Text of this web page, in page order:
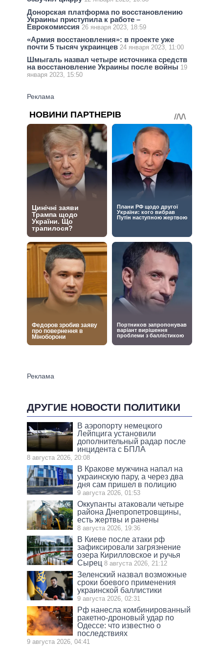
Донорская платформа по восстановлению
Украины приступила к работе –
Еврокомиссия 26 января 2023, 18:59
«Армия восстановления»: в проекте уже
почти 5 тысяч украинцев 24 января 2023, 11:00
Шмыгаль назвал четыре источника средств
на восстановление Украины после войны 19
января 2023, 15:50
ДРУГИЕ НОВОСТИ ПОЛИТИКИ
В аэропорту немецкого
Лейпцига установили
дополнительный радар после
инцидента с БПЛА
8 августа 2026, 20:08
В Кракове мужчина напал на
украинскую пару, а через два
дня сам пришел в полицию
9 августа 2026, 01:53
Оккупанты атаковали четыре
района Днепропетровщины,
есть жертвы и ранены
8 августа 2026, 19:36
В Киеве после атаки рф
зафиксировали загрязнение
озера Кирилловское и ручья
Сырец 8 августа 2026, 21:12
Зеленский назвал возможные
сроки боевого применения
украинской баллистики
9 августа 2026, 02:31
Рф нанесла комбинированный
ракетно-дроновый удар по
Одессе: что известно о
последствиях
9 августа 2026, 04:41